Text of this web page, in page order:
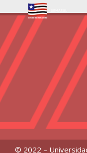
© 2022 –